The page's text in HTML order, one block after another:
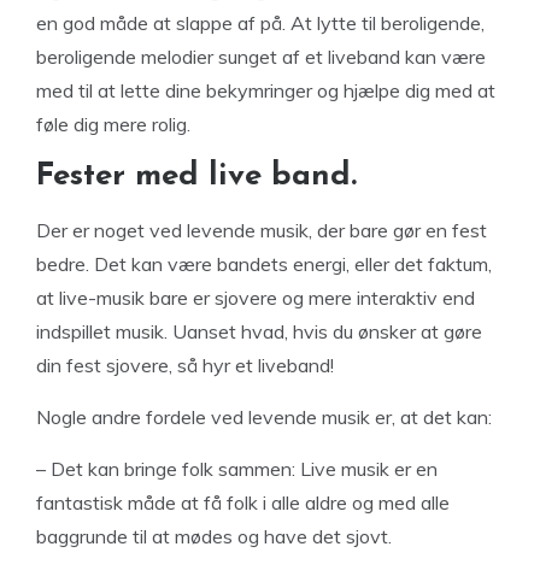
en god måde at slappe af på. At lytte til beroligende,
beroligende melodier sunget af et liveband kan være
med til at lette dine bekymringer og hjælpe dig med at
føle dig mere rolig.
Fester med live band.
Der er noget ved levende musik, der bare gør en fest
bedre. Det kan være bandets energi, eller det faktum,
at live-musik bare er sjovere og mere interaktiv end
indspillet musik. Uanset hvad, hvis du ønsker at gøre
din fest sjovere, så hyr et liveband!
Nogle andre fordele ved levende musik er, at det kan:
– Det kan bringe folk sammen: Live musik er en
fantastisk måde at få folk i alle aldre og med alle
baggrunde til at mødes og have det sjovt.